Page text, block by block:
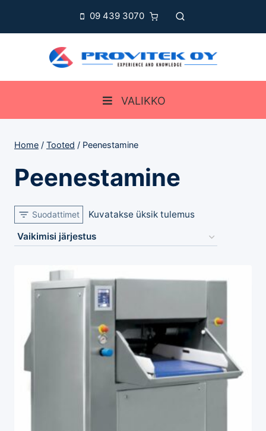
09 439 3070
VALIKKO
Home / Tooted / Peenestamine
Peenestamine
Suodattimet Kuvatakse üksik tulemus